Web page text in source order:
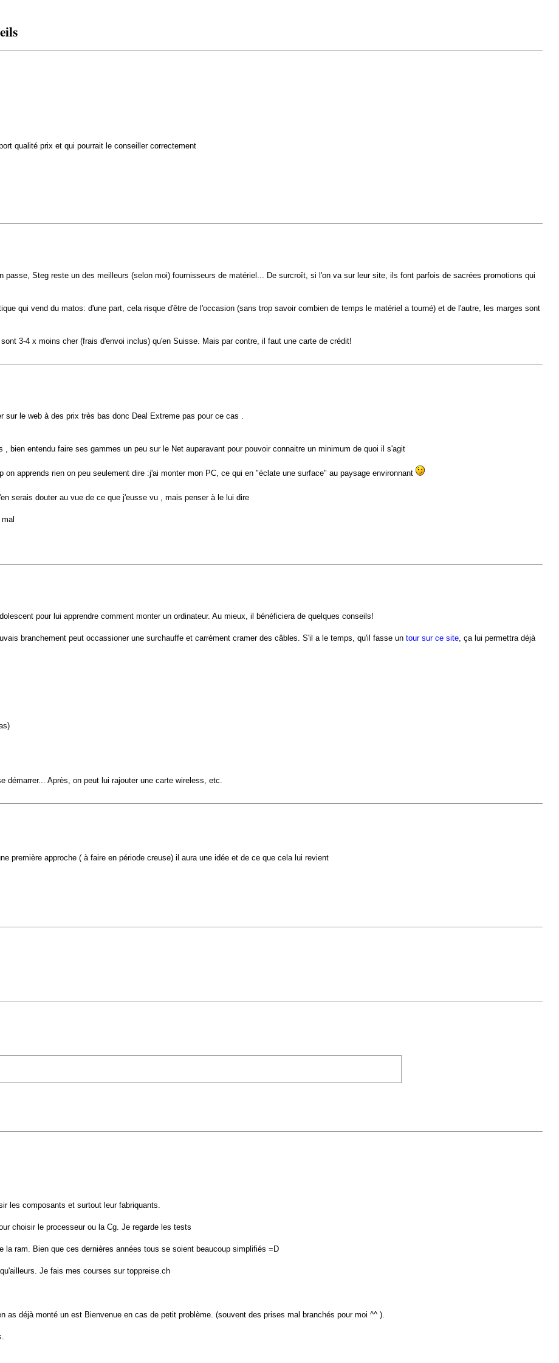
qualité prix et qui pourrait le conseiller correctement
passe, Steg reste un des meilleurs (selon moi) fournisseurs de matériel... De surcroît, si l'on va sur leur site, ils font parfois de sacrées promotions qui
qui vend du matos: d'une part, cela risque d'être de l'occasion (sans trop savoir combien de temps le matériel a tourné) et de l'autre, les marges sont
3-4 x moins cher (frais d'envoi inclus) qu'en Suisse. Mais par contre, il faut une carte de crédit!
le web à des prix très bas donc Deal Extreme pas pour ce cas .
bien entendu faire ses gammes un peu sur le Net auparavant pour pouvoir connaitre un minimum de quoi il s'agit
apprends rien on peu seulement dire :j'ai monter mon PC, ce qui en "éclate une surface" au paysage environnant
serais douter au vue de ce que j'eusse vu , mais penser à le lui dire
pour lui apprendre comment monter un ordinateur. Au mieux, il bénéficiera de quelques conseils!
branchement peut occassioner une surchauffe et carrément cramer des câbles. S'il a le temps, qu'il fasse un tour sur ce site, ça lui permettra déjà
Après, on peut lui rajouter une carte wireless, etc.
première approche ( à faire en période creuse) il aura une idée et de ce que cela lui revient
les composants et surtout leur fabriquants.
choisir le processeur ou la Cg. Je regarde les tests
ram. Bien que ces dernières années tous se soient beaucoup simplifiés =D
Je fais mes courses sur toppreise.ch
déjà monté un est Bienvenue en cas de petit problème. (souvent des prises mal branchés pour moi ^^ ).